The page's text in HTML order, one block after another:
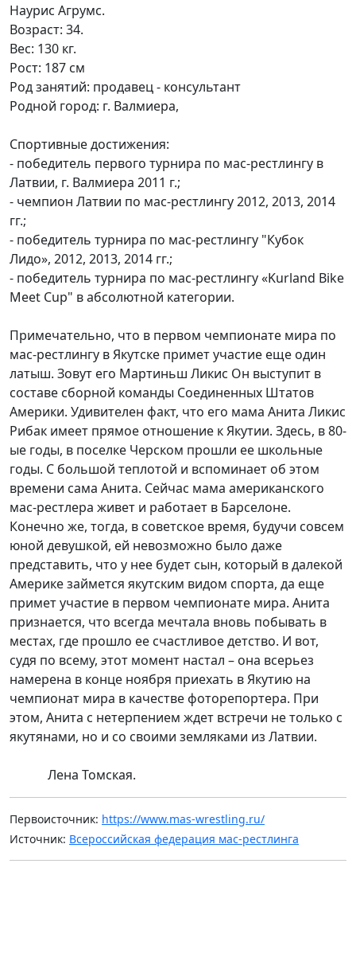
Наурис Агрумс.
Возраст: 34.
Вес: 130 кг.
Рост: 187 см
Род занятий: продавец - консультант
Родной город: г. Валмиера,
Спортивные достижения:
- победитель первого турнира по мас-рестлингу в
Латвии, г. Валмиера 2011 г.;
- чемпион Латвии по мас-рестлингу 2012, 2013, 2014
гг.;
- победитель турнира по мас-рестлингу "Кубок
Лидо», 2012, 2013, 2014 гг.;
- победитель турнира по мас-рестлингу «Kurland Bike
Meet Cup" в абсолютной категории.
Примечательно, что в первом чемпионате мира по
мас-рестлингу в Якутске примет участие еще один
латыш. Зовут его Мартиньш Ликис Он выступит в
составе сборной команды Соединенных Штатов
Америки. Удивителен факт, что его мама Анита Ликис
Рибак имеет прямое отношение к Якутии. Здесь, в 80-
ые годы, в поселке Черском прошли ее школьные
годы. С большой теплотой и вспоминает об этом
времени сама Анита. Сейчас мама американского
мас-рестлера живет и работает в Барселоне.
Конечно же, тогда, в советское время, будучи совсем
юной девушкой, ей невозможно было даже
представить, что у нее будет сын, который в далекой
Америке займется якутским видом спорта, да еще
примет участие в первом чемпионате мира. Анита
признается, что всегда мечтала вновь побывать в
местах, где прошло ее счастливое детство. И вот,
судя по всему, этот момент настал – она всерьез
намерена в конце ноября приехать в Якутию на
чемпионат мира в качестве фоторепортера. При
этом, Анита с нетерпением ждет встречи не только с
якутянами, но и со своими земляками из Латвии.
Лена Томская.
Первоисточник: https://www.mas-wrestling.ru/
Источник: Всероссийская федерация мас-рестлинга